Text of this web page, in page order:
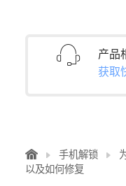
产品
获取
手机解锁
以及如何修复